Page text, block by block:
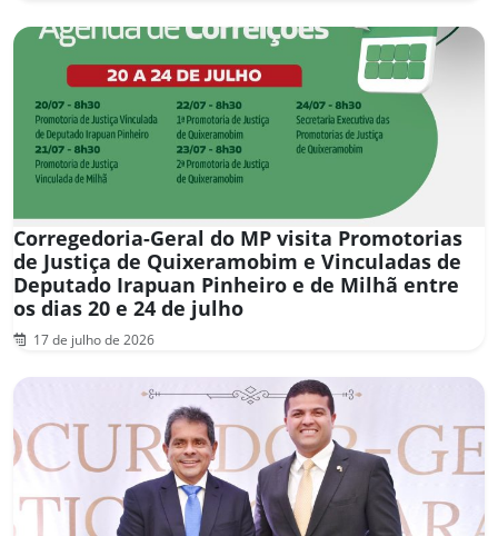
Corregedoria-Geral do MP visita Promotorias
de Justiça de Quixeramobim e Vinculadas de
Deputado Irapuan Pinheiro e de Milhã entre
os dias 20 e 24 de julho
17 de julho de 2026